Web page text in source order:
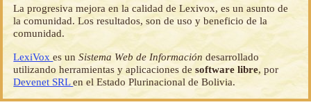
La progresiva mejora en la calidad de Lexivox, es un asunto de
la comunidad. Los resultados, son de uso y beneficio de la
comunidad.
LexiVoxes unSistema Web de Información desarrollado
utilizando herramientas y aplicaciones desoftware libre, por
Devenet SRLen el Estado Plurinacional de Bolivia.